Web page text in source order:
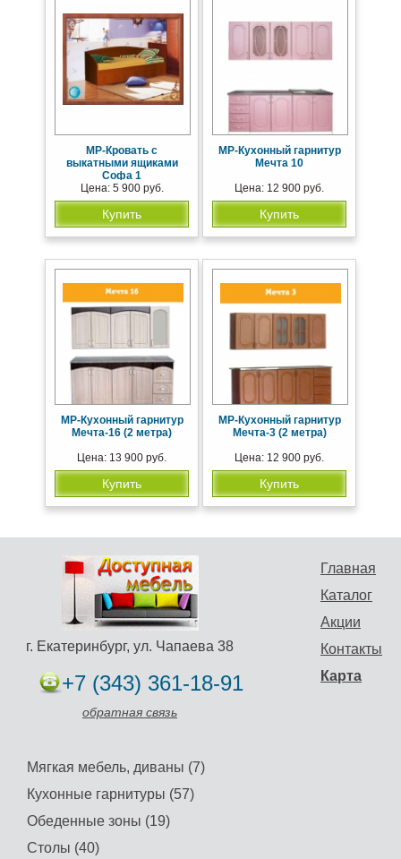
МР-Кровать с
выкатными ящиками
Софа 1
Цена: 5 900 руб.
Купить
МР-Кухонный гарнитур
Мечта 10
Цена: 12 900 руб.
Купить
МР-Кухонный гарнитур
Мечта-16 (2 метра)
Цена: 13 900 руб.
Купить
МР-Кухонный гарнитур
Мечта-3 (2 метра)
Цена: 12 900 руб.
Купить
Главная
Каталог
Акции
Контакты
Карта
г. Екатеринбург, ул. Чапаева 38
+7 (343) 361-18-91
обратная связь
Мягкая мебель, диваны (7)
Кухонные гарнитуры (57)
Обеденные зоны (19)
Столы (40)